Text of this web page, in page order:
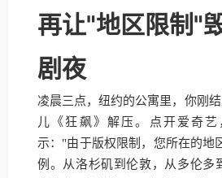
再让"地区限制"
剧夜
凌晨三点，纽约的公寓里，你刚
儿《狂飙》解压。点开爱奇
示："由于版权限制，您所在的地
例。从洛杉矶到伦敦，从多伦多